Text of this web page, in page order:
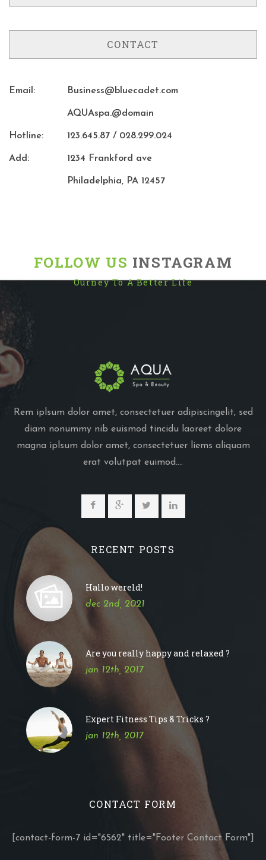
CONTACT
Email: Business@bluecadet.com
AQUAspa.@domain
Hotline: 123.645.87 / 028.299.024
Add: 1234 Frankford ave
Philadelphia, PA 12457
FOLLOW US INSTAGRAM
Ourney To A Better Life
Rem iplsum dolor amet, consectetuer adipiscingelit, sed
diam nonummy nib euismod tincidu laoreet dolore
magna iplsum dolor amet, consectetuer liems aliquam
erat volutpat euimod....
RECENT POSTS
Hallo wereld!
dec 2nd, 2021
Are you really happy and relaxed ?
jan 12th, 2017
Expert Fitness Tips & Tricks ?
jan 12th, 2017
CONTACT FORM
[contact-form-7 id="6562" title="Footer Contact Form"]